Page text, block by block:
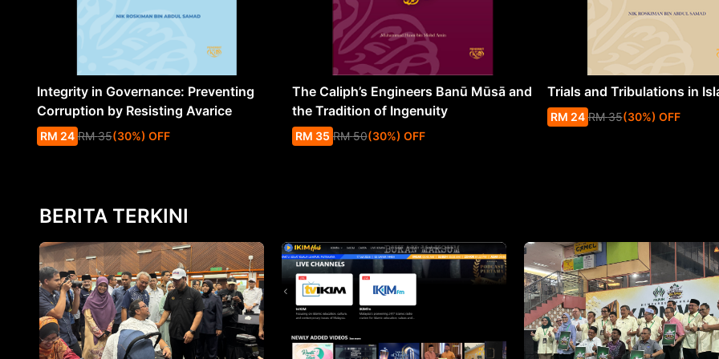
Integrity in Governance: Preventing
Corruption by Resisting Avarice
RM 24 RM 35(30%) OFF
The Caliph’s Engineers Banū Mūsā and
the Tradition of Ingenuity
RM 35 RM 50(30%) OFF
Trials and Tribulations in
RM 24 RM 35(30%) OFF
BERITA TERKINI